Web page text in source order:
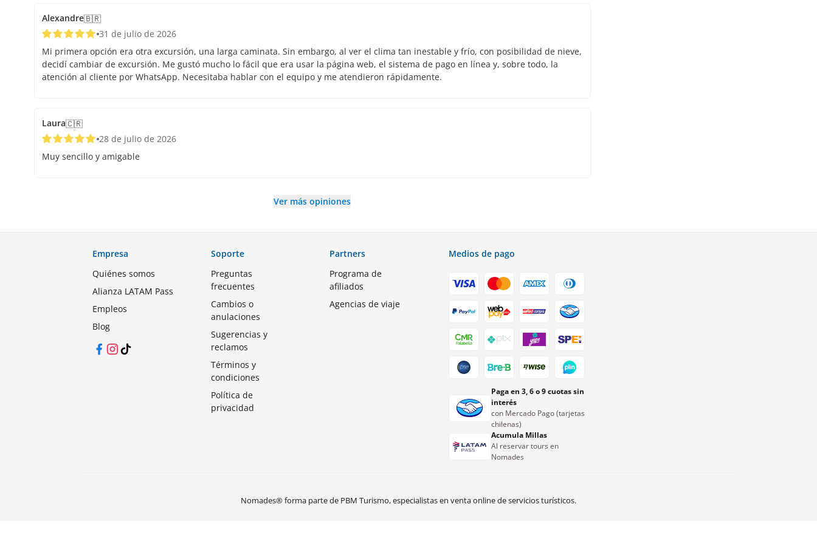
Alexandre🇧🇷
31 de julio de 2026
Mi primera opción era otra excursión, una larga caminata. Sin embargo, al ver el clima tan inestable y frío, con posibilidad de nieve,
decidí cambiar de excursión. Me gustó mucho lo fácil que era usar la página web, el sistema de pago en línea y, sobre todo, la
atención al cliente por WhatsApp. Necesitaba hablar con el equipo y me atendieron rápidamente.
Laura🇨🇷
28 de julio de 2026
Muy sencillo y amigable
Ver más opiniones
Empresa
Quiénes somos
Alianza LATAM Pass
Empleos
Blog
Facebook
Instagram
TikTok
Soporte
Preguntas
frecuentes
Cambios o
anulaciones
Sugerencias y
reclamos
Términos y
condiciones
Política de
privacidad
Partners
Programa de
afiliados
Agencias de viaje
Medios de pago
Paga en 3, 6 o 9 cuotas sin
interés
con Mercado Pago (tarjetas
chilenas)
Acumula Millas
Al reservar tours en
Nomades
Nomades® forma parte de PBM Turismo, especialistas en venta online de servicios turísticos.